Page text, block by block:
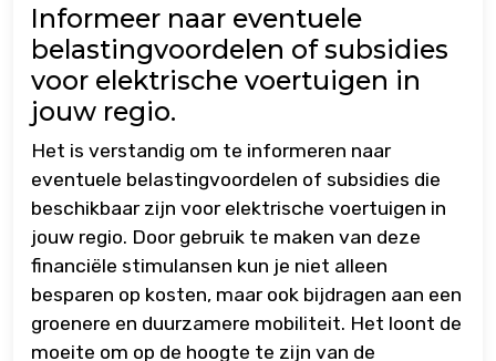
Informeer naar eventuele
belastingvoordelen of subsidies
voor elektrische voertuigen in
jouw regio.
Het is verstandig om te informeren naar
eventuele belastingvoordelen of subsidies die
beschikbaar zijn voor elektrische voertuigen in
jouw regio. Door gebruik te maken van deze
financiële stimulansen kun je niet alleen
besparen op kosten, maar ook bijdragen aan een
groenere en duurzamere mobiliteit. Het loont de
moeite om op de hoogte te zijn van de